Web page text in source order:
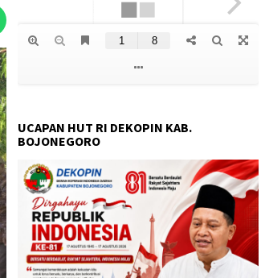
UCAPAN HUT RI DEKOPIN KAB.
BOJONEGORO